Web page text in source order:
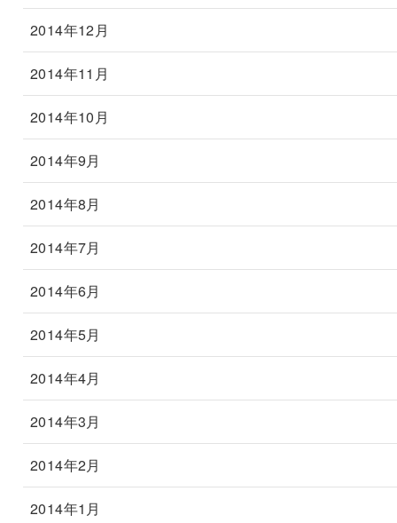
2014年12月
2014年11月
2014年10月
2014年9月
2014年8月
2014年7月
2014年6月
2014年5月
2014年4月
2014年3月
2014年2月
2014年1月